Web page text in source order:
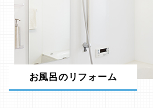
お風呂のリフォーム